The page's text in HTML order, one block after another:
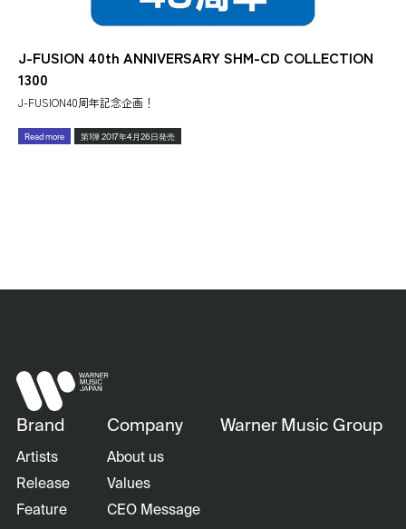
J-FUSION 40th ANNIVERSARY SHM-CD COLLECTION
1300
J-FUSION40周年記念企画！
Read more 第1弾 2017年4月26日発売
Brand
Artists
Release
Feature
Company
About us
Values
CEO Message
Warner Music Group